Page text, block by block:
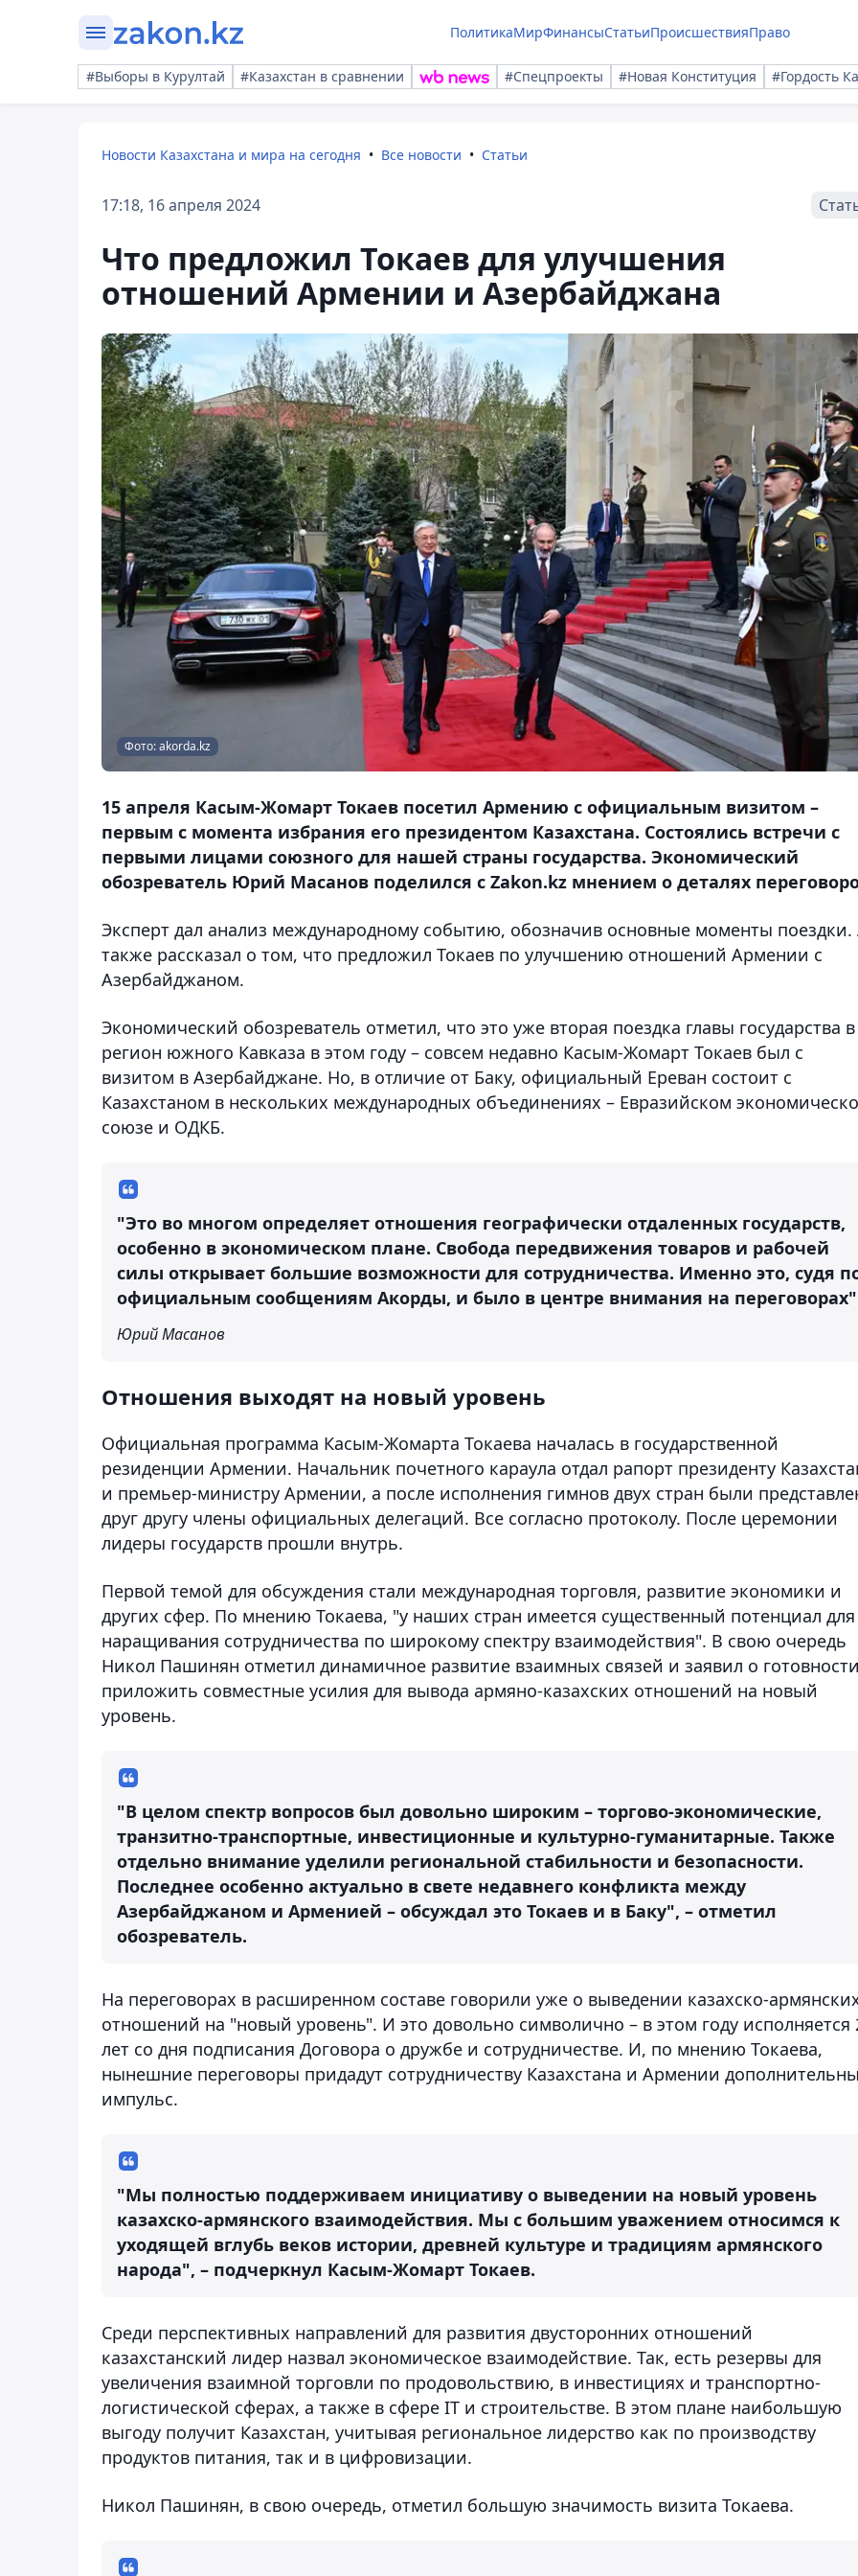
ПолитикаМирФинансыСтатьиПроисшествияПраво
#Выборы в Курултай #Казахстан в сравнении #Спецпроекты #Новая Конституция #Гордость
Новости Казахстана и мира на сегодня Все новости Статьи
17:18, 16 апреля 2024
Что предложил Токаев для улучшения
отношений Армении и Азербайджана
Фото: akorda.kz
15 апреля Касым-Жомарт Токаев посетил Армению с официальным визитом –
первым с момента избрания его президентом Казахстана. Состоялись встречи с
первыми лицами союзного для нашей страны государства. Экономический
обозреватель Юрий Масанов поделился с Zakon.kz мнением о деталях
Эксперт дал анализ международному событию, обозначив основные моменты поездки.
также рассказал о том, что предложил Токаев по улучшению отношений Армении с
Азербайджаном.
Экономический обозреватель отметил, что это уже вторая поездка главы государства в
регион южного Кавказа в этом году – совсем недавно Касым-Жомарт Токаев был с
визитом в Азербайджане. Но, в отличие от Баку, официальный Ереван состоит с
Казахстаном в нескольких международных объединениях – Евразийском
союзе и ОДКБ.
"Это во многом определяет отношения географически отдаленных государств,
особенно в экономическом плане. Свобода передвижения товаров и рабочей
силы открывает большие возможности для сотрудничества. Именно это, судя
официальным сообщениям Акорды, и было в центре внимания на
Юрий Масанов
Отношения выходят на новый уровень
Официальная программа Касым-Жомарта Токаева началась в государственной
резиденции Армении. Начальник почетного караула отдал рапорт президенту
и премьер-министру Армении, а после исполнения гимнов двух стран были
друг другу члены официальных делегаций. Все согласно протоколу. После церемонии
лидеры государств прошли внутрь.
Первой темой для обсуждения стали международная торговля, развитие экономики и
других сфер. По мнению Токаева, "у наших стран имеется существенный потенциал для
наращивания сотрудничества по широкому спектру взаимодействия". В свою очередь
Никол Пашинян отметил динамичное развитие взаимных связей и заявил о готовности
приложить совместные усилия для вывода армяно-казахских отношений на новый
уровень.
"В целом спектр вопросов был довольно широким – торгово-экономические,
транзитно-транспортные, инвестиционные и культурно-гуманитарные. Также
отдельно внимание уделили региональной стабильности и безопасности.
Последнее особенно актуально в свете недавнего конфликта между
Азербайджаном и Арменией – обсуждал это Токаев и в Баку", – отметил
обозреватель.
На переговорах в расширенном составе говорили уже о выведении казахско-
отношений на "новый уровень". И это довольно символично – в этом году исполняется
лет со дня подписания Договора о дружбе и сотрудничестве. И, по мнению Токаева,
нынешние переговоры придадут сотрудничеству Казахстана и Армении
импульс.
"Мы полностью поддерживаем инициативу о выведении на новый уровень
казахско-армянского взаимодействия. Мы с большим уважением относимся к
уходящей вглубь веков истории, древней культуре и традициям армянского
народа", – подчеркнул Касым-Жомарт Токаев.
Среди перспективных направлений для развития двусторонних отношений
казахстанский лидер назвал экономическое взаимодействие. Так, есть резервы для
увеличения взаимной торговли по продовольствию, в инвестициях и транспортно-
логистической сферах, а также в сфере IT и строительстве. В этом плане наибольшую
выгоду получит Казахстан, учитывая региональное лидерство как по производству
продуктов питания, так и в цифровизации.
Никол Пашинян, в свою очередь, отметил большую значимость визита Токаева.